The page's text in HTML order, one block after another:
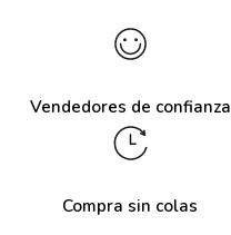
Vendedores de confianza
Compra sin colas